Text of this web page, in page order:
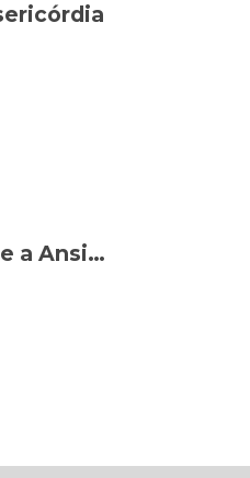
Para Vencer a Depressão e a Ansiedade - Frei Gilson